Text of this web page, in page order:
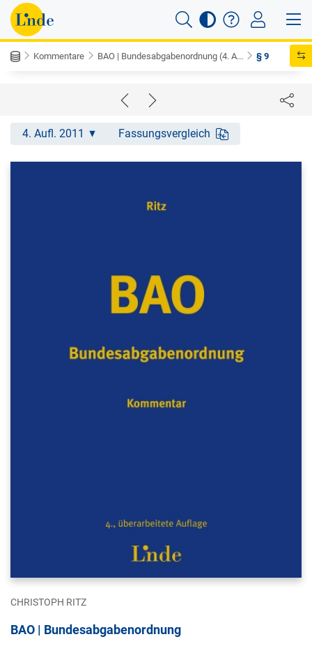
Kommentare BAO | Bundesabgabenordnung (4. A... § 9
4. Aufl. 2011 Fassungsvergleich
CHRISTOPH RITZ
BAO | Bundesabgabenordnung